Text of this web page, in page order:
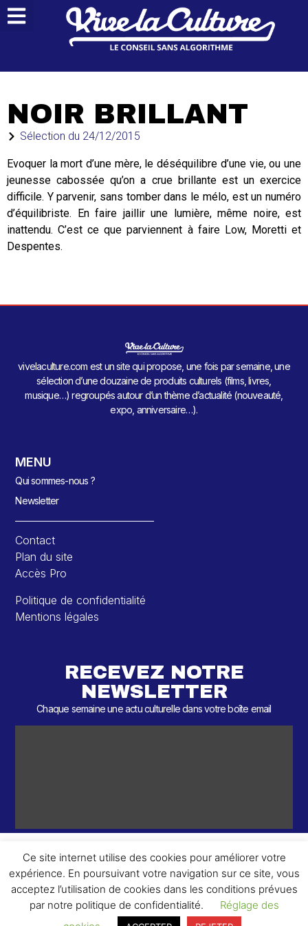
NOIR BRILLANT
Sélection du 24/12/2015
Evoquer la mort d’une mère, le déséquilibre d’une vie, ou une
jeunesse cabossée qu’on a crue brillante est un exercice
difficile. Y parvenir, sans tomber dans le mélo, est un numéro
d’équilibriste. En faire jaillir une lumière, même noire, est
inattendu. C’est ce que parviennent à faire Low, Moretti et
Despentes.
vivelaculture.com est un site qui propose, une fois par semaine, une
sélection d’une douzaine de produits culturels (films, livres,
musique…) regroupés autour d’un thème d’actualité (nouveauté,
expo, anniversaire…).
MENU
Qui sommes-nous ?
Newsletter
Contact
Plan du site
Accès Pro
Politique de confidentialité
Mentions légales
RECEVEZ NOTRE
NEWSLETTER
Chaque semaine une actu culturelle dans votre boîte email
© 2026 – 2 ème Round – Tous droits réservés.
Ce site internet utilise des cookies pour améliorer votre
expérience. En poursuivant votre navigation sur ce site, vous
acceptez l’utilisation de cookies dans les conditions prévues
par notre politique de confidentialité.
Réglage des